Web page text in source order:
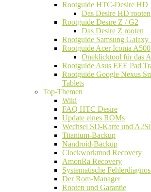
Rootguide HTC-Desire HD
Das Desire HD rooten
Rootguide Desire Z / G2
Das Desire Z rooten
Rootguide Samsung Galaxy
Rootguide Acer Iconia A500
Oneklicktool für das
Rootguide Asus EEE Pad
Rootguide Google Nexus
Tablets
Top-Themen
Wiki
FAQ HTC Desire
Update eines ROMs
Wechsel SD-Karte und
Titanium-Backup
Nandroid-Backup
Clockworkmod Recovery
AmonRa Recovery
Systematische
Der Rom-Manager
Rooten und Garantie